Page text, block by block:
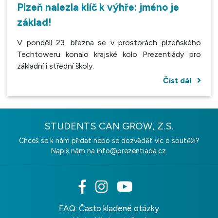
Plzeň nalezla klíč k výhře: jméno je
základ!
V pondělí 23. března se v prostorách plzeňského
Techtoweru konalo krajské kolo Prezentiády pro
základní i střední školy.
Číst dál
STUDENTS CAN GROW, Z.S.
Chceš se k nám přidat nebo se dozvědět víc o soutěži?
Napiš nám na info@prezentiada.cz.
FAQ: Často kladené otázky